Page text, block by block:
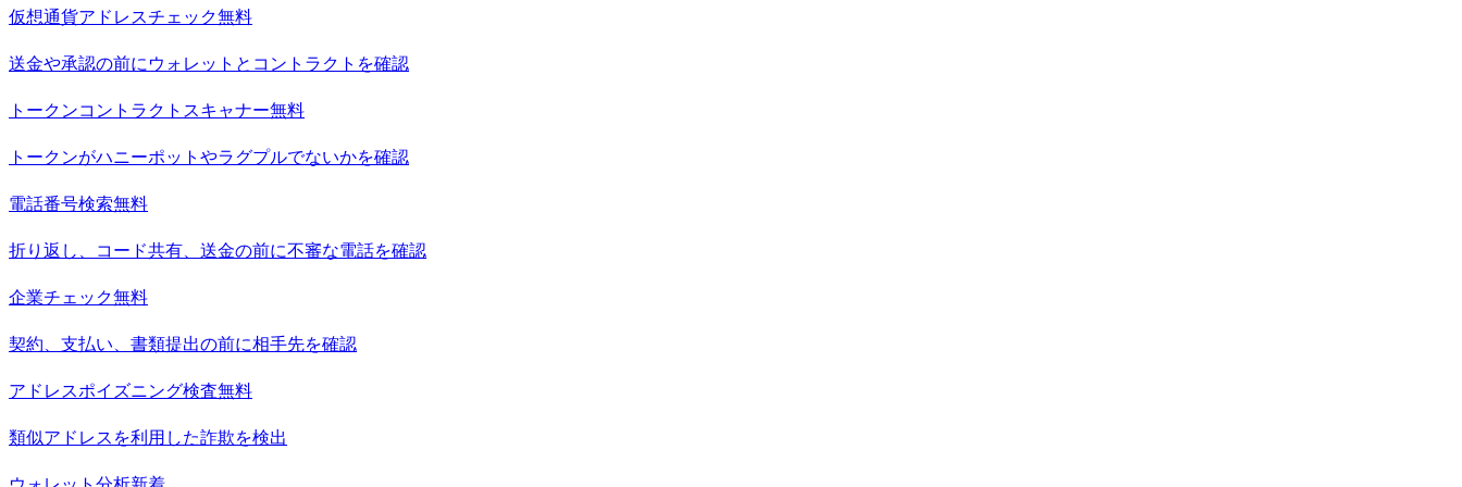
仮想通貨アドレスチェック無料
送金や承認の前にウォレットとコントラクトを確認
トークンコントラクトスキャナー無料
トークンがハニーポットやラグプルでないかを確認
電話番号検索無料
折り返し、コード共有、送金の前に不審な電話を確認
企業チェック無料
契約、支払い、書類提出の前に相手先を確認
アドレスポイズニング検査無料
類似アドレスを利用した詐欺を検出